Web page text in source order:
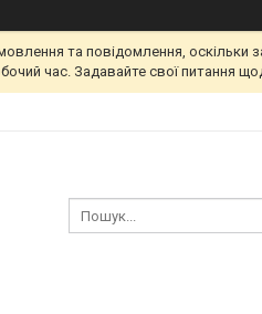
та повідомлення, оскільки
час. Задавайте свої питання